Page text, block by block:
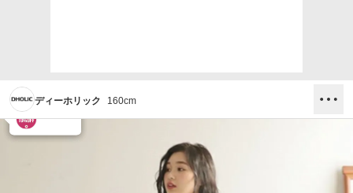
ディーホリック 160cm